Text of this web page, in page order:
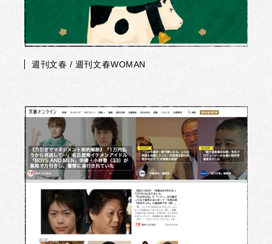
週刊文春 / 週刊文春WOMAN